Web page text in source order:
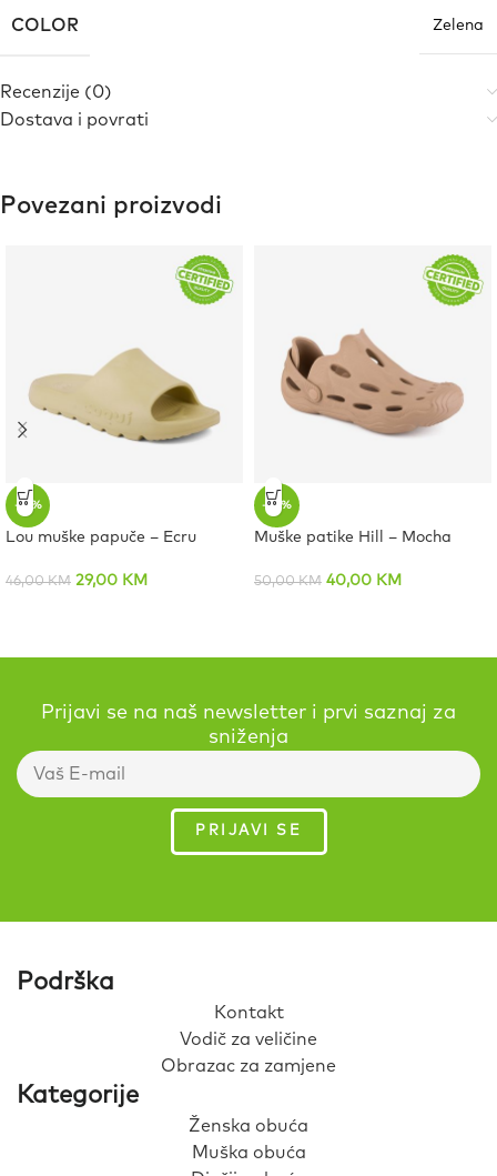
COLOR Zelena
Recenzije (0)
Dostava i povrati
Povezani proizvodi
-37%
Lou muške papuče – Ecru
46,00KM 29,00 KM
-20%
Muške patike Hill – Mocha
50,00KM 40,00 KM
Prijavi se na naš newsletter i prvi saznaj za
sniženja
Podrška
Kontakt
Vodič za veličine
Obrazac za zamjene
Kategorije
Ženska obuća
Muška obuća